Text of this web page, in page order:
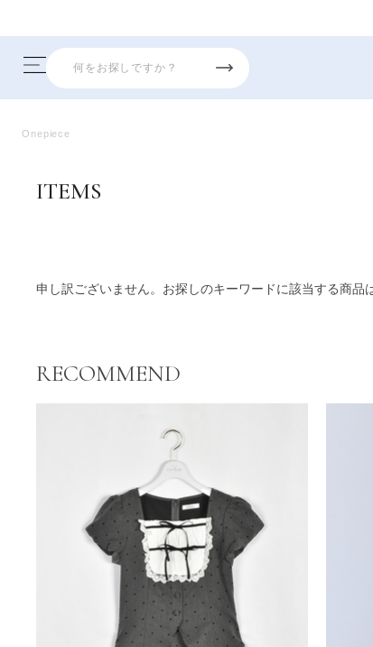
Onepiece
ITEMS
商品一覧
申し訳ございません。お探しのキーワードに該当する商品
RECOMMEND